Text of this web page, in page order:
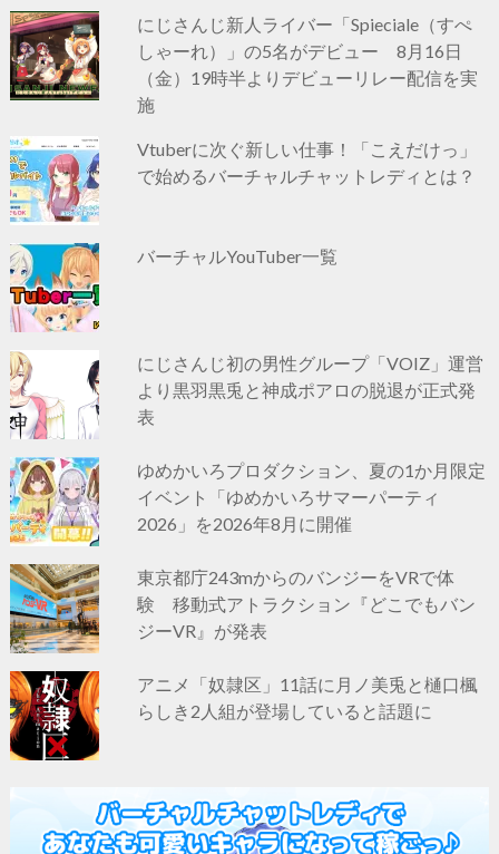
にじさんじ新人ライバー「Spieciale（すぺ
しゃーれ）」の5名がデビュー 8月16日
（金）19時半よりデビューリレー配信を実
施
Vtuberに次ぐ新しい仕事！「こえだけっ」
で始めるバーチャルチャットレディとは？
バーチャルYouTuber一覧
にじさんじ初の男性グループ「VOIZ」運営
より黒羽黒兎と神成ポアロの脱退が正式発
表
ゆめかいろプロダクション、夏の1か月限定
イベント「ゆめかいろサマーパーティ
2026」を2026年8月に開催
東京都庁243mからのバンジーをVRで体
験 移動式アトラクション『どこでもバン
ジーVR』が発表
アニメ「奴隷区」11話に月ノ美兎と樋口楓
らしき2人組が登場していると話題に